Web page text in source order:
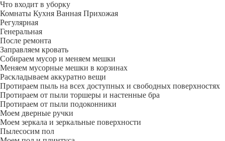
Что входит в уборку
Регу­лярная
Гене­ральная
После ремонта
Заправляем кровать
Собираем мусор и меняем мешки
Меняем мусорные мешки в корзинах
Раскладываем аккуратно вещи
Протираем пыль на всех доступных и свободных поверхностях
Протираем от пыли торшеры и настенные бра
Протираем от пыли подоконники
Моем дверные ручки
Моем зеркала и зеркальные поверхности
Пылесосим пол